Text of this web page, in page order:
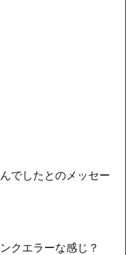
でしたとのメッセー
クエラーな感じ？